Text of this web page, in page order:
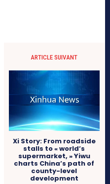
ARTICLE SUIVANT
Xi Story: From roadside
stalls to « world’s
supermarket, » Yiwu
charts China’s path of
county-level
development